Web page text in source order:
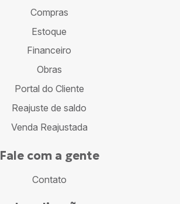
Compras
Estoque
Financeiro
Obras
Portal do Cliente
Reajuste de saldo
Venda Reajustada
Fale com a gente
Contato